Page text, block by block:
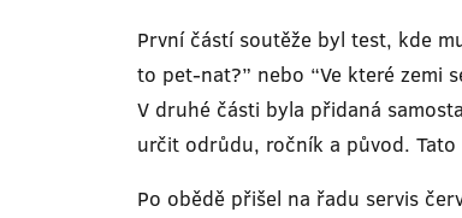
První částí soutěže byl test, kde
to pet-nat?” nebo “Ve které zemi
V druhé části byla přidaná
určit odrůdu, ročník a původ.
Po obědě přišel na řadu servis